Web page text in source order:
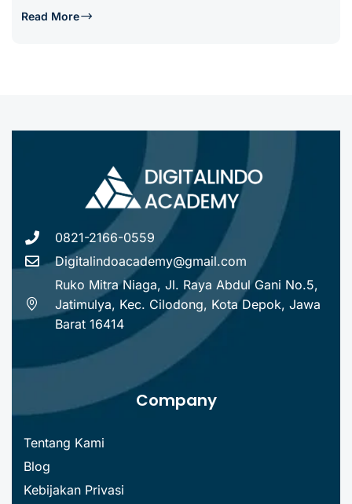
Read More
0821-2166-0559
Digitalindoacademy@gmail.com
Ruko Mitra Niaga, Jl. Raya Abdul Gani No.5,
Jatimulya, Kec. Cilodong, Kota Depok, Jawa
Barat 16414
Company
Tentang Kami
Blog
Kebijakan Privasi